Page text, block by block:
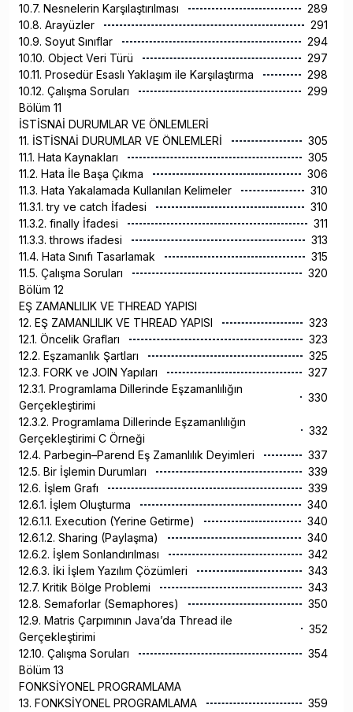
10.7. Nesnelerin Karşılaştırılması
289
10.8. Arayüzler
291
10.9. Soyut Sınıflar
294
10.10. Object Veri Türü
297
10.11. Prosedür Esaslı Yaklaşım ile Karşılaştırma
298
10.12. Çalışma Soruları
299
Bölüm 11
İSTİSNAİ DURUMLAR VE ÖNLEMLERİ
11. İSTİSNAİ DURUMLAR VE ÖNLEMLERİ
305
11.1. Hata Kaynakları
305
11.2. Hata İle Başa Çıkma
306
11.3. Hata Yakalamada Kullanılan Kelimeler
310
11.3.1. try ve catch İfadesi
310
11.3.2. finally İfadesi
311
11.3.3. throws ifadesi
313
11.4. Hata Sınıfı Tasarlamak
315
11.5. Çalışma Soruları
320
Bölüm 12
EŞ ZAMANLILIK VE THREAD YAPISI
12. EŞ ZAMANLILIK VE THREAD YAPISI
323
12.1. Öncelik Grafları
323
12.2. Eşzamanlık Şartları
325
12.3. FORK ve JOIN Yapıları
327
12.3.1. Programlama Dillerinde Eşzamanlılığın
Gerçekleştirimi
330
12.3.2. Programlama Dillerinde Eşzamanlılığın
Gerçekleştirimi C Örneği
332
12.4. Parbegin–Parend Eş Zamanlılık Deyimleri
337
12.5. Bir İşlemin Durumları
339
12.6. İşlem Grafı
339
12.6.1. İşlem Oluşturma
340
12.6.1.1. Execution (Yerine Getirme)
340
12.6.1.2. Sharing (Paylaşma)
340
12.6.2. İşlem Sonlandırılması
342
12.6.3. İki İşlem Yazılım Çözümleri
343
12.7. Kritik Bölge Problemi
343
12.8. Semaforlar (Semaphores)
350
12.9. Matris Çarpımının Java’da Thread ile
Gerçekleştirimi
352
12.10. Çalışma Soruları
354
Bölüm 13
FONKSİYONEL PROGRAMLAMA
13. FONKSİYONEL PROGRAMLAMA
359